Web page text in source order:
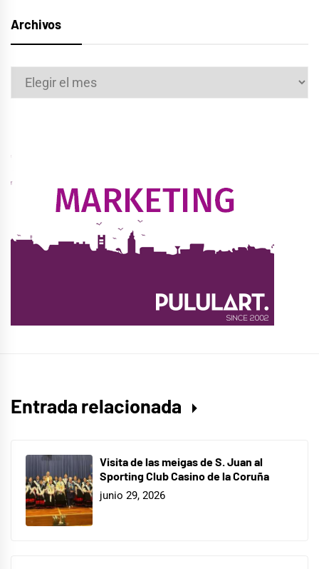
Archivos
Archivos
Entrada relacionada
Visita de las meigas de S. Juan al
Sporting Club Casino de la Coruña
junio 29, 2026